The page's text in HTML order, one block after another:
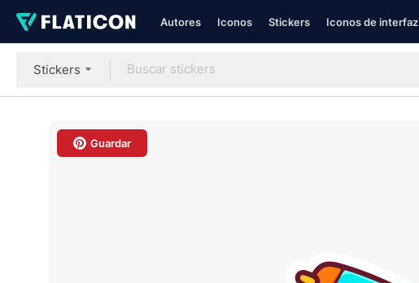
Autores Iconos Stickers Iconos de interfaz
Stickers
Guardar